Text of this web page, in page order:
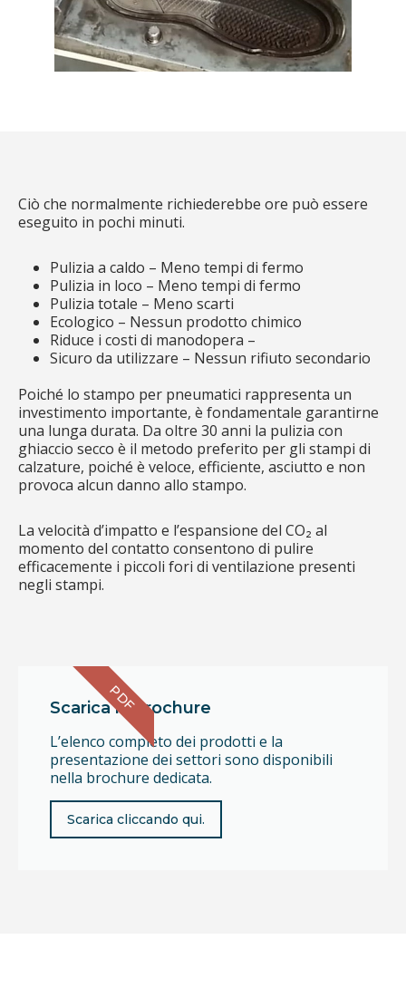
Ciò che normalmente richiederebbe ore può essere
eseguito in pochi minuti.
Pulizia a caldo – Meno tempi di fermo
Pulizia in loco – Meno tempi di fermo
Pulizia totale – Meno scarti
Ecologico – Nessun prodotto chimico
Riduce i costi di manodopera –
Sicuro da utilizzare – Nessun rifiuto secondario
Poiché lo stampo per pneumatici rappresenta un
investimento importante, è fondamentale garantirne
una lunga durata. Da oltre 30 anni la pulizia con
ghiaccio secco è il metodo preferito per gli stampi di
calzature, poiché è veloce, efficiente, asciutto e non
provoca alcun danno allo stampo.
La velocità d’impatto e l’espansione del CO₂ al
momento del contatto consentono di pulire
efficacemente i piccoli fori di ventilazione presenti
negli stampi.
Scarica la brochure
L’elenco completo dei prodotti e la
presentazione dei settori sono disponibili
nella brochure dedicata.
Scarica cliccando qui.
PDF